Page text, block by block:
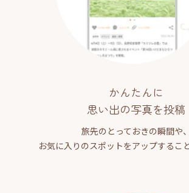
かんたんに
思い出の写真を投稿
旅先のとっておきの瞬間や、
お気に入りのスポットをアップするこ